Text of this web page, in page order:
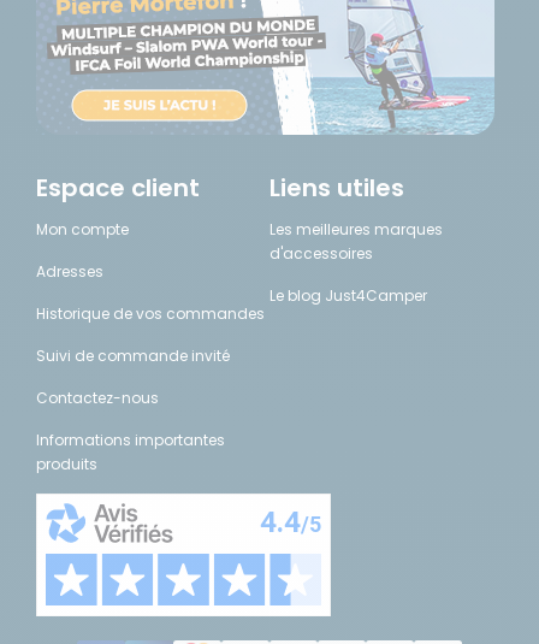
Espace client
Mon compte
Adresses
Historique de vos commandes
Suivi de commande invité
Contactez-nous
Informations importantes
produits
Liens utiles
Les meilleures marques
d'accessoires
Le blog Just4Camper